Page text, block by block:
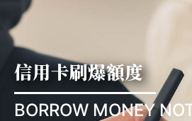
信用卡刷爆額度
BORROW MONEY